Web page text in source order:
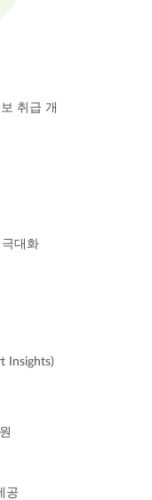
취급 개
대화
Insights)
공